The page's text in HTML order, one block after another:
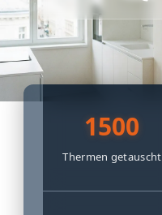
1500
Thermen getauscht